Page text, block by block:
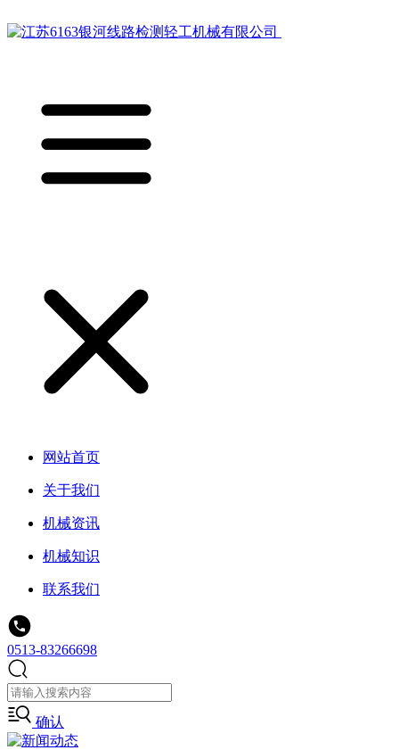
网站首页
关于我们
机械资讯
机械知识
联系我们
0513-83266698
确认